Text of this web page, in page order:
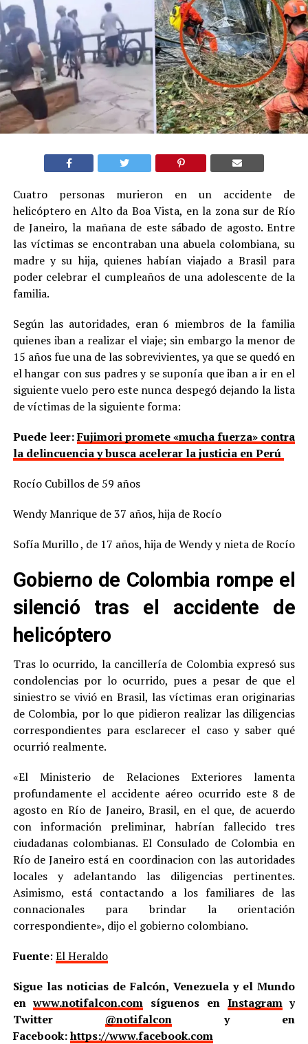
Cuatro personas murieron en un accidente de
helicóptero en Alto da Boa Vista, en la zona sur de Río
de Janeiro, la mañana de este sábado de agosto. Entre
las víctimas se encontraban una abuela colombiana, su
madre y su hija, quienes habían viajado a Brasil para
poder celebrar el cumpleaños de una adolescente de la
familia.
Según las autoridades, eran 6 miembros de la familia
quienes iban a realizar el viaje; sin embargo la menor de
15 años fue una de las sobrevivientes, ya que se quedó en
el hangar con sus padres y se suponía que iban a ir en el
siguiente vuelo pero este nunca despegó dejando la lista
de víctimas de la siguiente forma:
Puede leer:Fujimori promete «mucha fuerza» contra
la delincuencia y busca acelerar la justicia en Perú
Rocío Cubillos de 59 años
Wendy Manrique de 37 años, hija de Rocío
Sofía Murillo , de 17 años, hija de Wendy y nieta de Rocío
Gobierno de Colombia rompe el
silenció tras el accidente de
helicóptero
Tras lo ocurrido, la cancillería de Colombia expresó sus
condolencias por lo ocurrido, pues a pesar de que el
siniestro se vivió en Brasil, las víctimas eran originarias
de Colombia, por lo que pidieron realizar las diligencias
correspondientes para esclarecer el caso y saber qué
ocurrió realmente.
«El Ministerio de Relaciones Exteriores lamenta
profundamente el accidente aéreo ocurrido este 8 de
agosto en Río de Janeiro, Brasil, en el que, de acuerdo
con información preliminar, habrían fallecido tres
ciudadanas colombianas. El Consulado de Colombia en
Río de Janeiro está en coordinacion con las autoridades
locales y adelantando las diligencias pertinentes.
Asimismo, está contactando a los familiares de las
connacionales para brindar la orientación
correspondiente», dijo el gobierno colombiano.
Fuente: El Heraldo
Sigue las noticias de Falcón, Venezuela y el Mundo
enwww.notifalcon.com síguenos en Instagramy
Twitter @notifalcony en
Facebook:https://www.facebook.com